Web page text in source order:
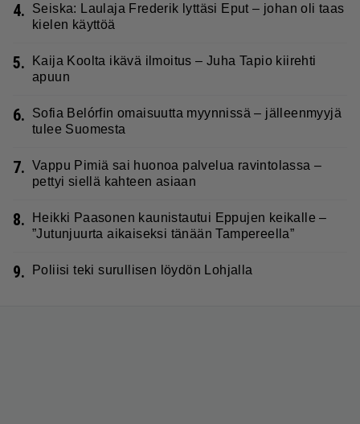
4.
Seiska: Laulaja Frederik lyttäsi Eput – johan oli taas
kielen käyttöä
5.
Kaija Koolta ikävä ilmoitus – Juha Tapio kiirehti
apuun
6.
Sofia Belórfin omaisuutta myynnissä – jälleenmyyjä
tulee Suomesta
7. Vappu Pimiä sai huonoa palvelua ravintolassa –
pettyi siellä kahteen asiaan
8.
Heikki Paasonen kaunistautui Eppujen keikalle –
”Jutunjuurta aikaiseksi tänään Tampereella”
9. Poliisi teki surullisen löydön Lohjalla